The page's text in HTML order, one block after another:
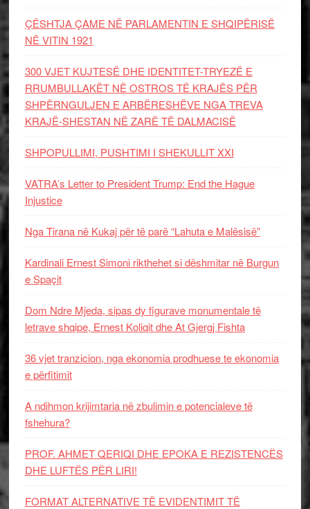
ÇËSHTJA ÇAME NË PARLAMENTIN E SHQIPËRISË
NË VITIN 1921
300 VJET KUJTESË DHE IDENTITET-TRYEZË E
RRUMBULLAKËT NË OSTROS TË KRAJËS PËR
SHPËRNGULJEN E ARBËRESHËVE NGA TREVA
KRAJË-SHESTAN NË ZARË TË DALMACISË
SHPOPULLIMI, PUSHTIMI I SHEKULLIT XXI
VATRA’s Letter to President Trump: End the Hague
Injustice
Nga Tirana në Kukaj për të parë “Lahuta e Malësisë”
Kardinali Ernest Simoni rikthehet si dëshmitar në Burgun
e Spaçit
Dom Ndre Mjeda, sipas dy figurave monumentale të
letrave shqipe, Ernest Koliqit dhe At Gjergj Fishta
36 vjet tranzicion, nga ekonomia prodhuese te ekonomia
e përfitimit
A ndihmon krijimtaria në zbulimin e potencialeve të
fshehura?
PROF. AHMET QERIQI DHE EPOKA E REZISTENCЁS
DHE LUFTЁS PЁR LIRI!
FORMAT ALTERNATIVE TË EVIDENTIMIT TË